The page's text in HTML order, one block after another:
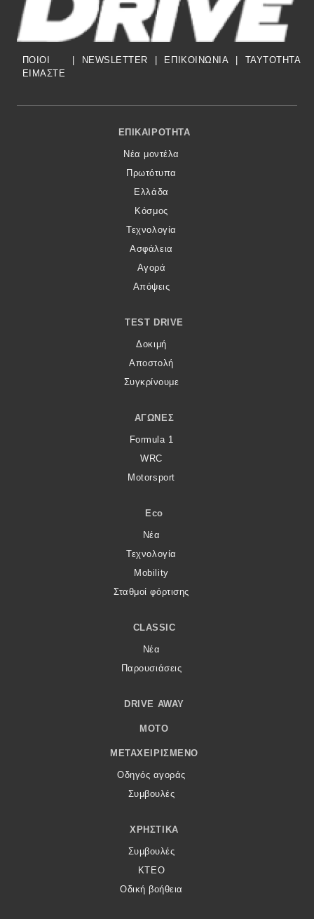
ΠΟΙΟΙ
ΕΙΜΑΣΤΕ
NEWSLETTER ΕΠΙΚΟΙΝΩΝΙΑ TAYTOTHTA
Footer Menu
ΕΠΙΚΑΙΡΌΤΗΤΑ
Νέα μοντέλα
Πρωτότυπα
Ελλάδα
Κόσμος
Τεχνολογία
Ασφάλεια
Αγορά
Απόψεις
TEST DRIVE
Δοκιμή
Αποστολή
Συγκρίνουμε
ΑΓΏΝΕΣ
Formula 1
WRC
Motorsport
Eco
Νέα
Τεχνολογία
Mobility
Σταθμοί φόρτισης
CLASSIC
Νέα
Παρουσιάσεις
DRIVE AWAY
MOTO
ΜΕΤΑΧΕΙΡΙΣΜΈΝΟ
Οδηγός αγοράς
Συμβουλές
ΧΡΗΣΤΙΚΆ
Συμβουλές
ΚΤΕΟ
Οδική βοήθεια